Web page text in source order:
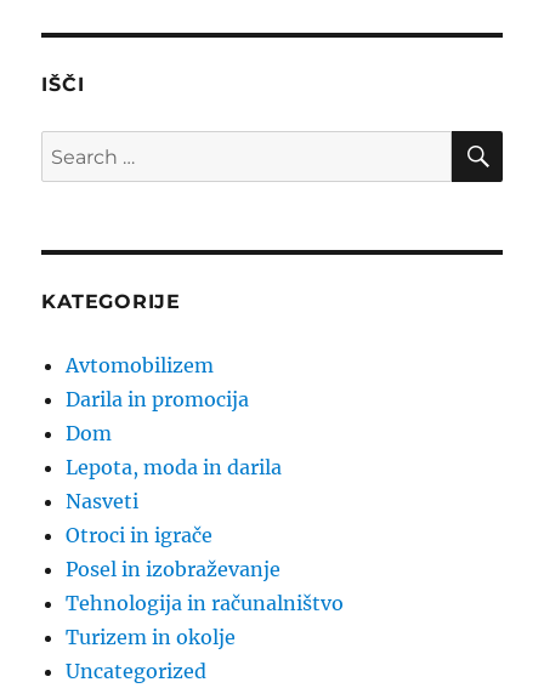
IŠČI
Search
for:
KATEGORIJE
Avtomobilizem
Darila in promocija
Dom
Lepota, moda in darila
Nasveti
Otroci in igrače
Posel in izobraževanje
Tehnologija in računalništvo
Turizem in okolje
Uncategorized